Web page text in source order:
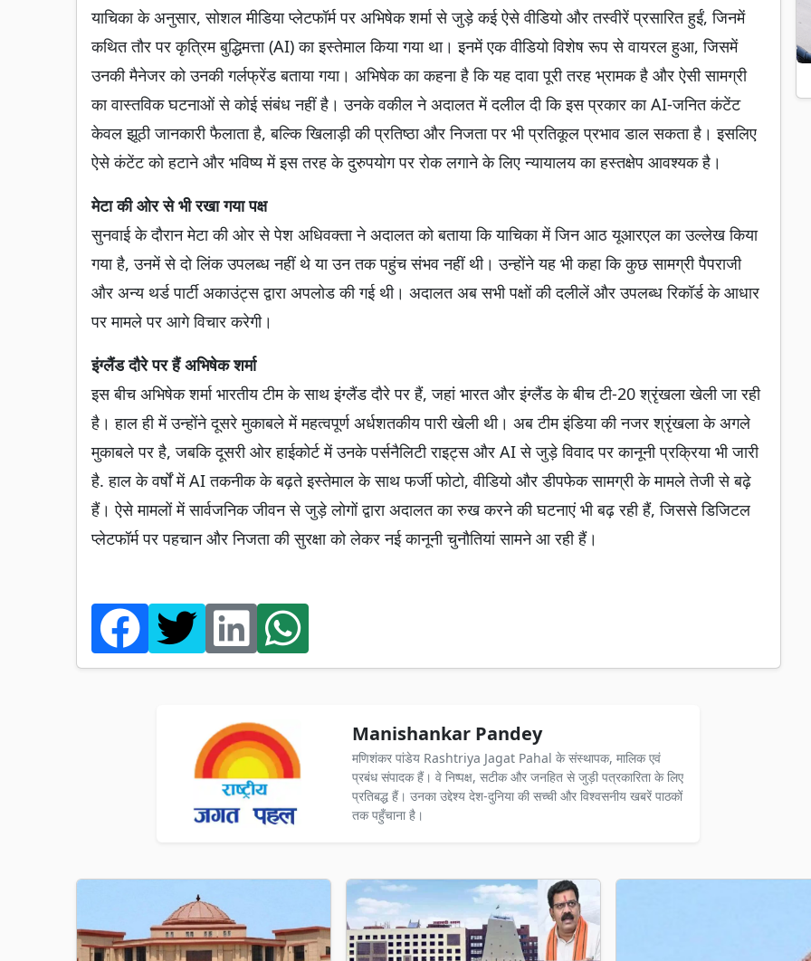
याचिका के अनुसार, सोशल मीडिया प्लेटफॉर्म पर अभिषेक शर्मा से जुड़े कई ऐसे वीडियो और तस्वीरें प्रसारित हुईं, जिनमें
कथित तौर पर कृत्रिम बुद्धिमत्ता (AI) का इस्तेमाल किया गया था। इनमें एक वीडियो विशेष रूप से वायरल हुआ, जिसमें
उनकी मैनेजर को उनकी गर्लफ्रेंड बताया गया। अभिषेक का कहना है कि यह दावा पूरी तरह भ्रामक है और ऐसी सामग्री
का वास्तविक घटनाओं से कोई संबंध नहीं है। उनके वकील ने अदालत में दलील दी कि इस प्रकार का AI-जनित कंटेंट
केवल झूठी जानकारी फैलाता है, बल्कि खिलाड़ी की प्रतिष्ठा और निजता पर भी प्रतिकूल प्रभाव डाल सकता है। इसलिए
ऐसे कंटेंट को हटाने और भविष्य में इस तरह के दुरुपयोग पर रोक लगाने के लिए न्यायालय का हस्तक्षेप आवश्यक है।
मेटा की ओर से भी रखा गया पक्ष
सुनवाई के दौरान मेटा की ओर से पेश अधिवक्ता ने अदालत को बताया कि याचिका में जिन आठ यूआरएल का उल्लेख किया
गया है, उनमें से दो लिंक उपलब्ध नहीं थे या उन तक पहुंच संभव नहीं थी। उन्होंने यह भी कहा कि कुछ सामग्री पैपराजी
और अन्य थर्ड पार्टी अकाउंट्स द्वारा अपलोड की गई थी। अदालत अब सभी पक्षों की दलीलें और उपलब्ध रिकॉर्ड के आधार
पर मामले पर आगे विचार करेगी।
इंग्लैंड दौरे पर हैं अभिषेक शर्मा
इस बीच अभिषेक शर्मा भारतीय टीम के साथ इंग्लैंड दौरे पर हैं, जहां भारत और इंग्लैंड के बीच टी-20 श्रृंखला खेली जा रही
है। हाल ही में उन्होंने दूसरे मुकाबले में महत्वपूर्ण अर्धशतकीय पारी खेली थी। अब टीम इंडिया की नजर श्रृंखला के अगले
मुकाबले पर है, जबकि दूसरी ओर हाईकोर्ट में उनके पर्सनैलिटी राइट्स और AI से जुड़े विवाद पर कानूनी प्रक्रिया भी जारी
है. हाल के वर्षों में AI तकनीक के बढ़ते इस्तेमाल के साथ फर्जी फोटो, वीडियो और डीपफेक सामग्री के मामले तेजी से बढ़े
हैं। ऐसे मामलों में सार्वजनिक जीवन से जुड़े लोगों द्वारा अदालत का रुख करने की घटनाएं भी बढ़ रही हैं, जिससे डिजिटल
प्लेटफॉर्म पर पहचान और निजता की सुरक्षा को लेकर नई कानूनी चुनौतियां सामने आ रही हैं।
Manishankar Pandey
मणिशंकर पांडेय Rashtriya Jagat Pahal के संस्थापक, मालिक एवं
प्रबंध संपादक हैं। वे निष्पक्ष, सटीक और जनहित से जुड़ी पत्रकारिता के लिए
प्रतिबद्ध हैं। उनका उद्देश्य देश-दुनिया की सच्ची और विश्वसनीय खबरें पाठकों
तक पहुँचाना है।